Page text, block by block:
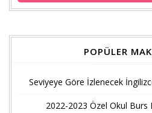
POPÜLER
Seviyeye Göre İzlenecek
2022-2023 Özel Okul Burs